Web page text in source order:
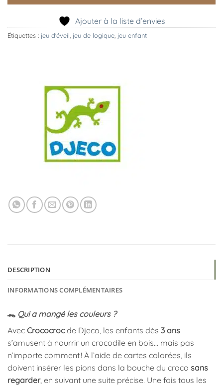
Ajouter à la liste d’envies
Étiquettes : jeu d'éveil jeu de logique jeu enfant
DESCRIPTION
INFORMATIONS COMPLÉMENTAIRES
🐊 Qui a mangé les couleurs ?
Avec Crococrocde Djeco, les enfants dès 3 ans
s’amusent à nourrir un crocodile en bois… mais pas
n’importe comment ! À l’aide de cartes colorées, ils
doivent insérer les pions dans la bouche du croco sans
regarder, en suivant une suite précise. Une fois tous les